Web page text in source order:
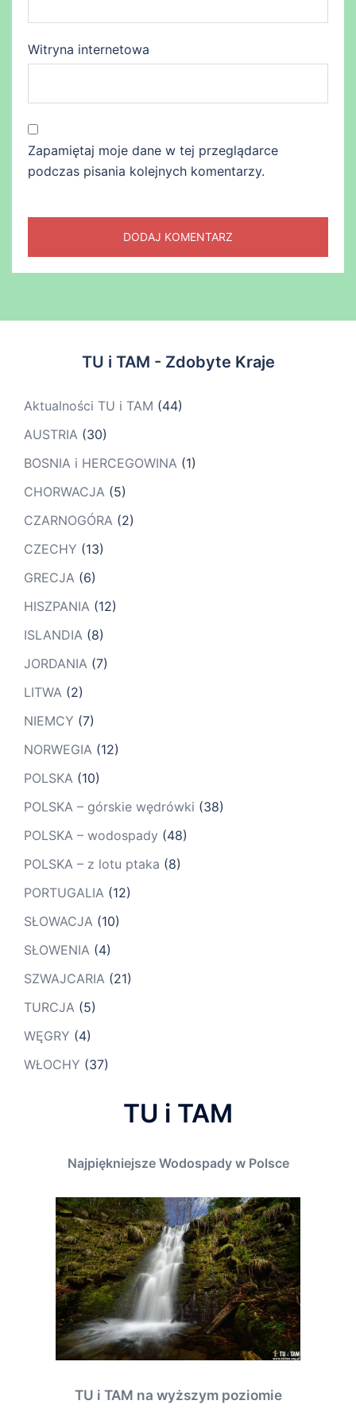
Witryna internetowa
Zapamiętaj moje dane w tej przeglądarce
podczas pisania kolejnych komentarzy.
TU i TAM - Zdobyte Kraje
Aktualności TU i TAM (44)
AUSTRIA (30)
BOSNIA i HERCEGOWINA (1)
CHORWACJA (5)
CZARNOGÓRA (2)
CZECHY (13)
GRECJA (6)
HISZPANIA (12)
ISLANDIA (8)
JORDANIA (7)
LITWA (2)
NIEMCY (7)
NORWEGIA (12)
POLSKA (10)
POLSKA – górskie wędrówki (38)
POLSKA – wodospady (48)
POLSKA – z lotu ptaka (8)
PORTUGALIA (12)
SŁOWACJA (10)
SŁOWENIA (4)
SZWAJCARIA (21)
TURCJA (5)
WĘGRY (4)
WŁOCHY (37)
TU i TAM
Najpiękniejsze Wodospady w Polsce
TU i TAM na wyższym poziomie